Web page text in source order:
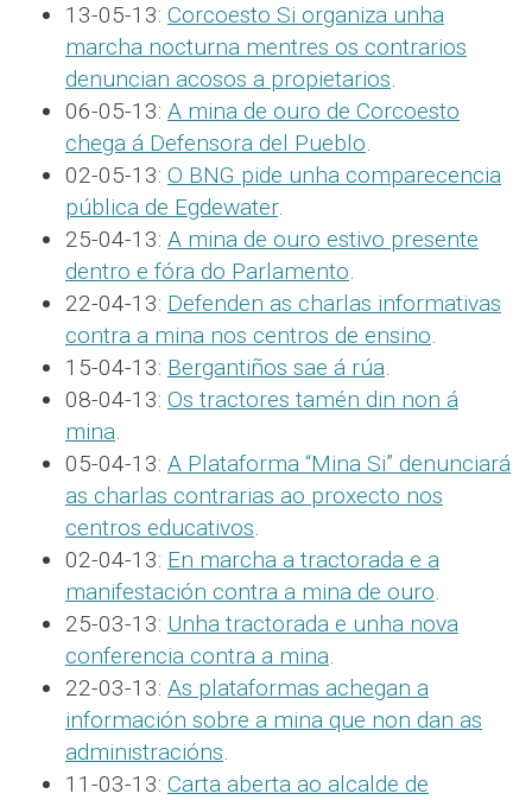
13-05-13: Corcoesto Si organiza unha
marcha nocturna mentres os contrarios
denuncian acosos a propietarios.
06-05-13: A mina de ouro de Corcoesto
chega á Defensora del Pueblo.
02-05-13: O BNG pide unha comparecencia
pública de Egdewater.
25-04-13: A mina de ouro estivo presente
dentro e fóra do Parlamento.
22-04-13: Defenden as charlas informativas
contra a mina nos centros de ensino.
15-04-13: Bergantiños sae á rúa.
08-04-13: Os tractores tamén din non á
mina.
05-04-13: A Plataforma “Mina Si” denunciará
as charlas contrarias ao proxecto nos
centros educativos.
02-04-13: En marcha a tractorada e a
manifestación contra a mina de ouro.
25-03-13: Unha tractorada e unha nova
conferencia contra a mina.
22-03-13: As plataformas achegan a
información sobre a mina que non dan as
administracións.
11-03-13: Carta aberta ao alcalde de